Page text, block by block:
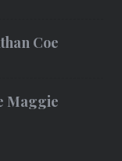
Coe
Maggie